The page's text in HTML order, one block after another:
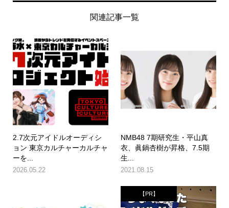
関連記事一覧
2.7次元アイドルオーディシ
ョン 東京カルチャーカルチャ
ーを...
2026.05.22
NMB48 7期研究生・平山真
衣、眞鍋杏樹が昇格、7.5期
生...
2021.08.15
【PR】